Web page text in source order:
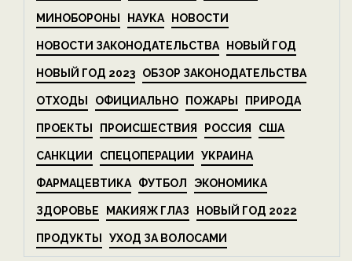
МИНОБОРОНЫ НАУКА НОВОСТИ
НОВОСТИ ЗАКОНОДАТЕЛЬСТВА НОВЫЙ ГОД
НОВЫЙ ГОД 2023 ОБЗОР ЗАКОНОДАТЕЛЬСТВА
ОТХОДЫ ОФИЦИАЛЬНО ПОЖАРЫ ПРИРОДА
ПРОЕКТЫ ПРОИСШЕСТВИЯ РОССИЯ США
САНКЦИИ СПЕЦОПЕРАЦИИ УКРАИНА
ФАРМАЦЕВТИКА ФУТБОЛ ЭКОНОМИКА
ЗДОРОВЬЕ МАКИЯЖ ГЛАЗ НОВЫЙ ГОД 2022
ПРОДУКТЫ УХОД ЗА ВОЛОСАМИ